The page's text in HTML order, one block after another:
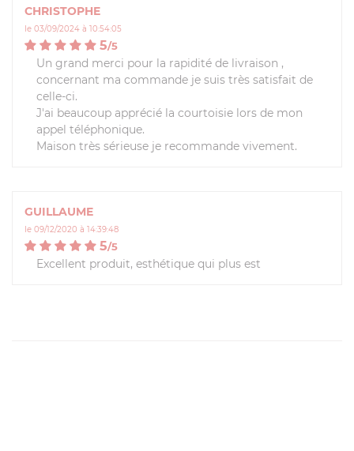
CHRISTOPHE
le 03/09/2024 à 10:54:05
5/5
Un grand merci pour la rapidité de livraison ,
concernant ma commande je suis très satisfait de
celle-ci.
J'ai beaucoup apprécié la courtoisie lors de mon
appel téléphonique.
Maison très sérieuse je recommande vivement.
GUILLAUME
le 09/12/2020 à 14:39:48
5/5
Excellent produit, esthétique qui plus est